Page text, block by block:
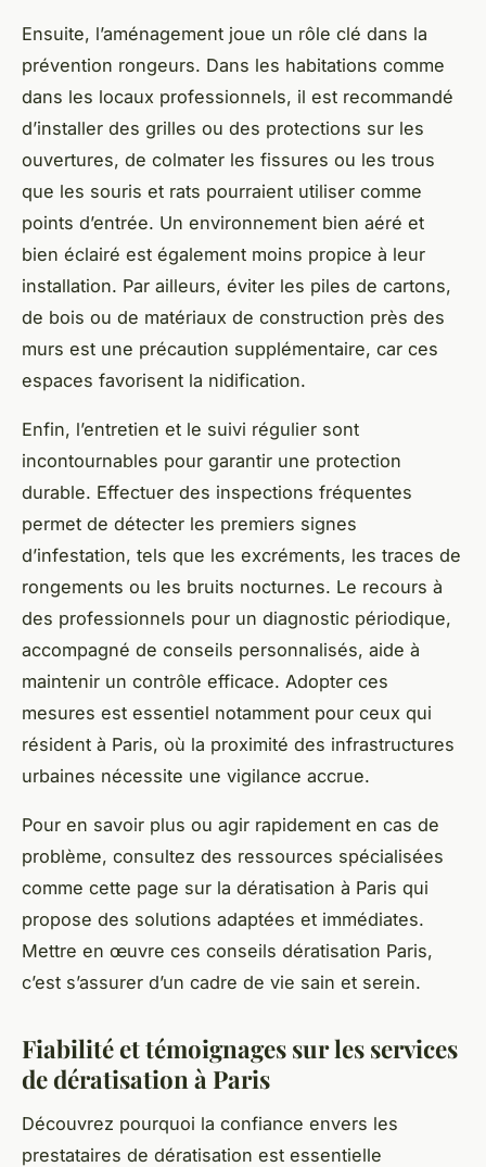
Ensuite, l’aménagement joue un rôle clé dans la
prévention rongeurs. Dans les habitations comme
dans les locaux professionnels, il est recommandé
d’installer des grilles ou des protections sur les
ouvertures, de colmater les fissures ou les trous
que les souris et rats pourraient utiliser comme
points d’entrée. Un environnement bien aéré et
bien éclairé est également moins propice à leur
installation. Par ailleurs, éviter les piles de cartons,
de bois ou de matériaux de construction près des
murs est une précaution supplémentaire, car ces
espaces favorisent la nidification.
Enfin, l’entretien et le suivi régulier sont
incontournables pour garantir une protection
durable. Effectuer des inspections fréquentes
permet de détecter les premiers signes
d’infestation, tels que les excréments, les traces de
rongements ou les bruits nocturnes. Le recours à
des professionnels pour un diagnostic périodique,
accompagné de conseils personnalisés, aide à
maintenir un contrôle efficace. Adopter ces
mesures est essentiel notamment pour ceux qui
résident à Paris, où la proximité des infrastructures
urbaines nécessite une vigilance accrue.
Pour en savoir plus ou agir rapidement en cas de
problème, consultez des ressources spécialisées
comme cette page sur la dératisation à Paris qui
propose des solutions adaptées et immédiates.
Mettre en œuvre ces conseils dératisation Paris,
c’est s’assurer d’un cadre de vie sain et serein.
Fiabilité et témoignages sur les services
de dératisation à Paris
Découvrez pourquoi la confiance envers les
prestataires de dératisation est essentielle